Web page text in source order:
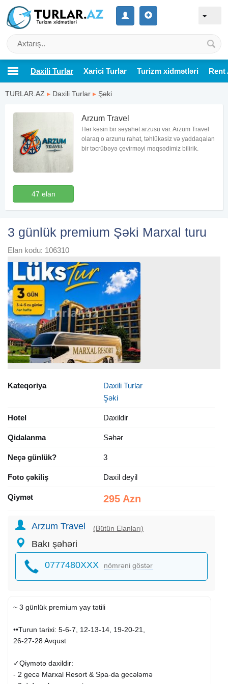
Daxili Turlar Xarici Turlar Turizm xidmətləri Rent
TURLAR.AZ ▸ Daxili Turlar ▸ Şəki
47 elan
Arzum Travel
Hər kəsin bir səyahət arzusu var. Arzum Travel
olaraq o arzunu rahat, təhlükəsiz və yaddaqalan
bir təcrübəyə çevirməyi məqsədimiz bilirik.
3 günlük premium Şəki Marxal turu
Elan kodu: 106310
Kateqoriya
Daxili Turlar
Şəki
Hotel Daxildir
Qidalanma Səhər
Neçə günlük? 3
Foto çəkiliş Daxil deyil
Qiymət 295 Azn
Arzum Travel (Bütün Elanları)
Bakı şəhəri
0777480XXX nömrəni göstər
~ 3 günlük premium yay tətili
••Turun tarixi: 5-6-7, 12-13-14, 19-20-21,
26-27-28 Avqust
✓Qiymətə daxildir:
- 2 gecə Marxal Resort & Spa-da gecələmə